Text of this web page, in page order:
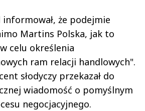
informował, że podejmie
Martins Polska, jak to
celu określenia
ram relacji handlowych".
słodyczy przekazał do
wiadomość o pomyślnym
negocjacyjnego.